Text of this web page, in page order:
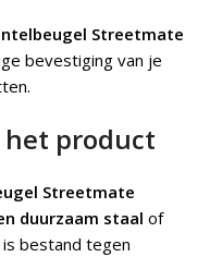
Streetmate
bevestiging van je
product
Streetmate
duurzaam staal of
bestand tegen